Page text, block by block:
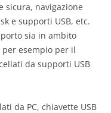
sicura, navigazione
e supporti USB, etc.
sia in ambito
esempio per il
da supporti USB
da PC, chiavette USB